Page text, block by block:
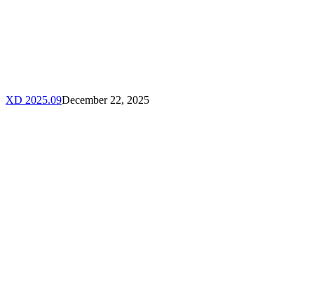
XD 2025.09December 22, 2025